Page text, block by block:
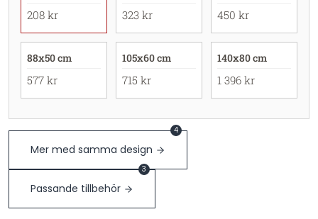
208 kr 323 kr 450 kr
88x50 cm
577 kr
105x60 cm
715 kr
140x80 cm
1 396 kr
Mer med samma design
4
Passande tillbehör
3